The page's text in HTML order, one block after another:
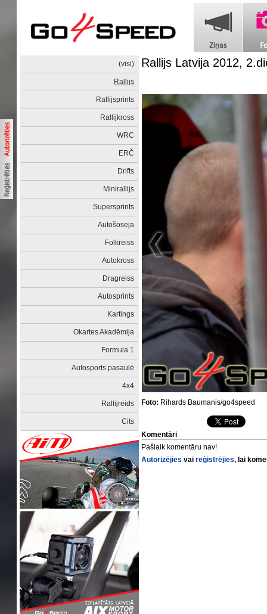
(visi)
Rallijs
Rallijsprints
Rallijkross
WRC
ERČ
Drifts
Minirallijs
Supersprints
Autošoseja
Folkreiss
Autokross
Dragreiss
Autosprints
Kartings
Okartes Akadēmija
Formula 1
Autosports pasaulē
4x4
Rallijreids
Cits
Rallijs Latvija 2012,
Foto: Rihards Baumanis/go4speed
Komentāri
Pašlaik komentāru nav!
Autorizējies vaireģistrējies, lai